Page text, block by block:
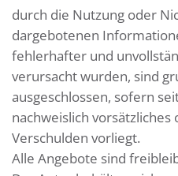
durch die Nutzung oder
dargebotenen
fehlerhafter und
verursacht wurden, sind
ausgeschlossen, sofern
nachweislich
Verschulden vorliegt.
Alle Angebote sind